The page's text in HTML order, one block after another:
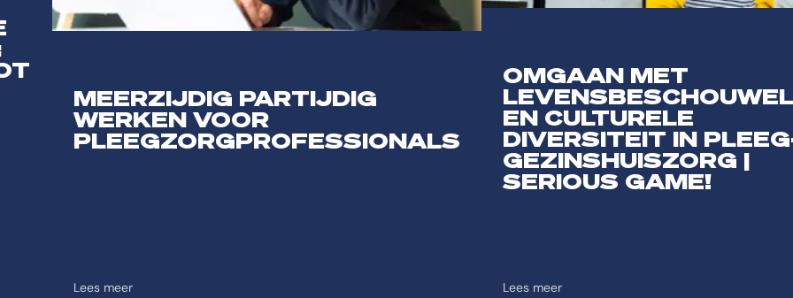
MEERZIJDIG PARTIJDIG
WERKEN VOOR
PLEEGZORGPROFESSIONALS
Lees meer
OMGAAN MET
EN CULTURELE
DIVERSITEIT IN
GEZINSHUISZORG |
SERIOUS GAME!
Lees meer